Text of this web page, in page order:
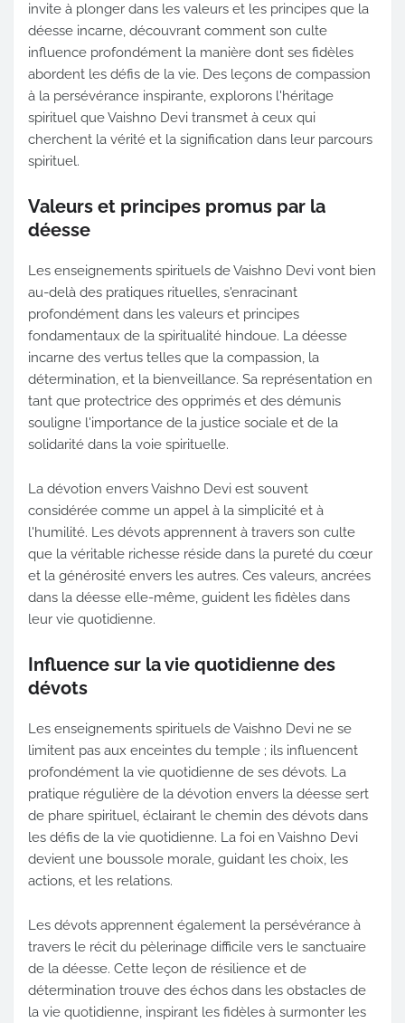
invite à plonger dans les valeurs et les principes que la
déesse incarne, découvrant comment son culte
influence profondément la manière dont ses fidèles
abordent les défis de la vie. Des leçons de compassion
à la persévérance inspirante, explorons l'héritage
spirituel que Vaishno Devi transmet à ceux qui
cherchent la vérité et la signification dans leur parcours
spirituel.
Valeurs et principes promus par la
déesse
Les enseignements spirituels de Vaishno Devi vont bien
au-delà des pratiques rituelles, s'enracinant
profondément dans les valeurs et principes
fondamentaux de la spiritualité hindoue. La déesse
incarne des vertus telles que la compassion, la
détermination, et la bienveillance. Sa représentation en
tant que protectrice des opprimés et des démunis
souligne l'importance de la justice sociale et de la
solidarité dans la voie spirituelle.
La dévotion envers Vaishno Devi est souvent
considérée comme un appel à la simplicité et à
l'humilité. Les dévots apprennent à travers son culte
que la véritable richesse réside dans la pureté du cœur
et la générosité envers les autres. Ces valeurs, ancrées
dans la déesse elle-même, guident les fidèles dans
leur vie quotidienne.
Influence sur la vie quotidienne des
dévots
Les enseignements spirituels de Vaishno Devi ne se
limitent pas aux enceintes du temple ; ils influencent
profondément la vie quotidienne de ses dévots. La
pratique régulière de la dévotion envers la déesse sert
de phare spirituel, éclairant le chemin des dévots dans
les défis de la vie quotidienne. La foi en Vaishno Devi
devient une boussole morale, guidant les choix, les
actions, et les relations.
Les dévots apprennent également la persévérance à
travers le récit du pèlerinage difficile vers le sanctuaire
de la déesse. Cette leçon de résilience et de
détermination trouve des échos dans les obstacles de
la vie quotidienne, inspirant les fidèles à surmonter les